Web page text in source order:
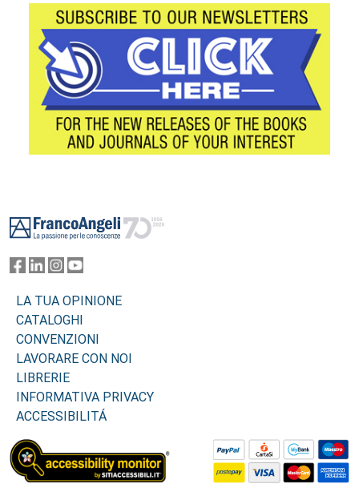
LA TUA OPINIONE
CATALOGHI
CONVENZIONI
LAVORARE CON NOI
LIBRERIE
INFORMATIVA PRIVACY
ACCESSIBILITÁ